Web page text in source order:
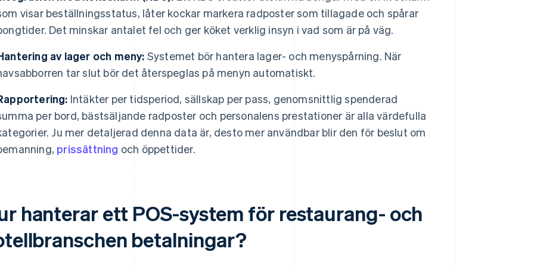
visar beställningsstatus, låter kockar markera radposter som tillagade och spårar
Det minskar antalet fel och ger köket verklig insyn i vad som är på väg.
av lager och meny: Systemet bör hantera lager- och menyspårning. När
tar slut bör det återspeglas på menyn automatiskt.
Intäkter per tidsperiod, sällskap per pass, genomsnittlig spenderad
per bord, bästsäljande radposter och personalens prestationer är alla värdefulla
Ju mer detaljerad denna data är, desto mer användbar blir den för beslut om
prissättning och öppettider.
hanterar ett POS-system för restaurang- och
betalningar?